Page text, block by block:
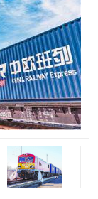
物流
箱/整柜